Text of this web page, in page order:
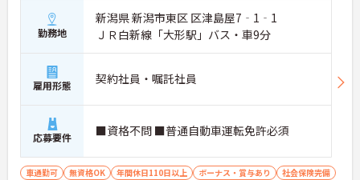
勤務地
新潟県 新潟市東区 区津島屋7‐1‐1
ＪＲ白新線「大形駅」バス・車9分
雇用形態 契約社員・嘱託社員
応募要件 ■資格不問 ■普通自動車運転免許必須
車通勤可 無資格OK 年間休日110日以上 ボーナス・賞与あり
社会保険完備